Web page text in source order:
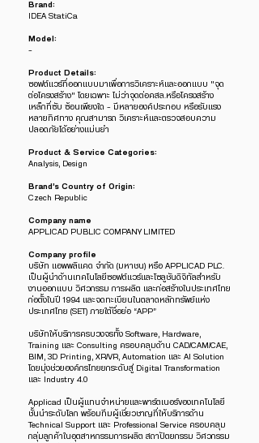
Brand:
IDEA StatiCa
Model:
-
Product Details:
ซอฟต์แวร์ที่ออกแบบมาเพื่อการวิเคราะห์และออกแบบ "จุด
ต่อโครงสร้าง" โดยเฉพาะ ไม่ว่าจุดต่อคสล.หรือโครงสร้าง
เหล็กที่ซับ ซ้อนเพียงใด – มีหลายองค์ประกอบ หรือรับแรง
หลายทิศทาง คุณสามารถ วิเคราะห์และตรวจสอบความ
ปลอดภัยได้อย่างแม่นยำ
Product & Service Categories:
Analysis, Design
Brand’s Country of Origin:
Czech Republic
Company name
APPLICAD PUBLIC COMPANY LIMITED
Company profile
บริษัท แอพพลิแคด จำกัด (มหาชน) หรือ APPLICAD PLC.
เป็นผู้นำด้านเทคโนโลยีซอฟต์แวร์และโซลูชันดิจิทัลสำหรับ
งานออกแบบ วิศวกรรม การผลิต และก่อสร้างในประเทศไทย
ก่อตั้งในปี 1994 และจดทะเบียนในตลาดหลักทรัพย์แห่ง
ประเทศไทย (SET) ภายใต้ชื่อย่อ “APP”
บริษัทให้บริการครบวงจรทั้ง Software, Hardware,
Training และ Consulting ครอบคลุมด้าน CAD/CAM/CAE,
BIM, 3D Printing, XR/VR, Automation และ AI Solution
โดยมุ่งช่วยองค์กรไทยยกระดับสู่ Digital Transformation
และ Industry 4.0
Applicad เป็นผู้แทนจำหน่ายและพาร์ตเนอร์ของเทคโนโลยี
ชั้นนำระดับโลก พร้อมทีมผู้เชี่ยวชาญที่ให้บริการด้าน
Technical Support และ Professional Service ครอบคลุม
กลุ่มลูกค้าในอุตสาหกรรมการผลิต สถาปัตยกรรม วิศวกรรม